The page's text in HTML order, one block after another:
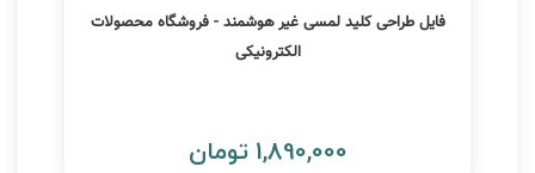
فایل طراحی کلید لمسی غیر هوشمند - فروشگاه محصولات
الکترونیکی
1,890,000 تومان